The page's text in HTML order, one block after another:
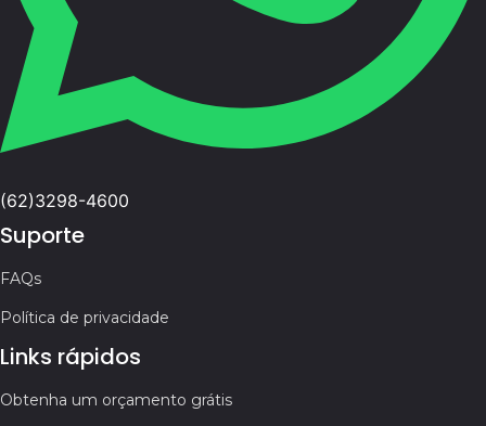
(62)3298-4600
Suporte
FAQs
Política de privacidade
Links rápidos
Obtenha um orçamento grátis